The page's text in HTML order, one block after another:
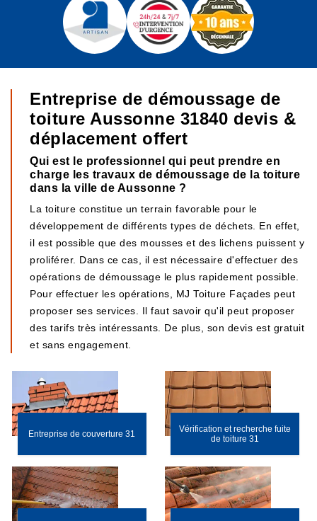
Entreprise de démoussage de
toiture Aussonne 31840 devis &
déplacement offert
Qui est le professionnel qui peut prendre en
charge les travaux de démoussage de la toiture
dans la ville de Aussonne ?
La toiture constitue un terrain favorable pour le
développement de différents types de déchets. En effet,
il est possible que des mousses et des lichens puissent y
proliférer. Dans ce cas, il est nécessaire d'effectuer des
opérations de démoussage le plus rapidement possible.
Pour effectuer les opérations, MJ Toiture Façades peut
proposer ses services. Il faut savoir qu'il peut proposer
des tarifs très intéressants. De plus, son devis est gratuit
et sans engagement.
Entreprise de couverture 31
Vérification et recherche fuite
de toiture 31